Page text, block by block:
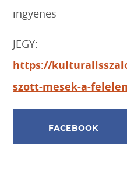
ingyenes
JEGY:
https://
szott-mesek-a-
FACEBOOK